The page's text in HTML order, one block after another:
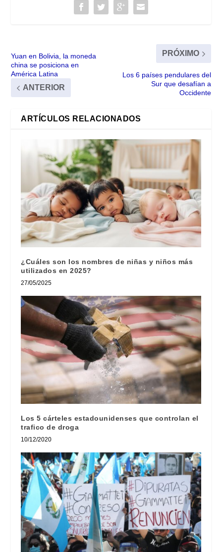
Yuan en Bolivia, la moneda
china se posiciona en
América Latina
ANTERIOR
PRÓXIMO
Los 6 países pendulares del
Sur que desafían a
Occidente
ARTÍCULOS RELACIONADOS
¿Cuáles son los nombres de niñas y niños más
utilizados en 2025?
27/05/2025
Los 5 cárteles estadounidenses que controlan el
trafico de droga
10/12/2020